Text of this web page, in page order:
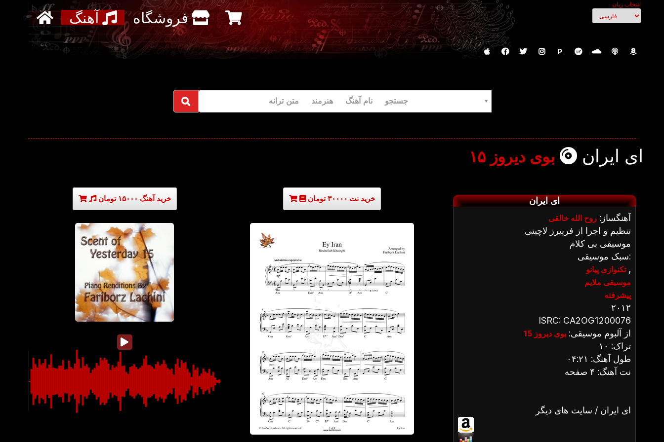
انتخاب زبان
آهنگ فروشگاه
P
جستجو نام آهنگ هنرمند متن ترانه
ای ایران بوی دیروز ۱۵
خرید آهنگ ۱۵۰۰۰ تومان خرید نت ۳۰۰۰۰ تومان ای ایران
آهنگساز: روح الله خالقی
تنظیم و اجرا از فریبرز لاچینی
موسیقی بی کلام
سبک موسیقی:
تکنوازی پیانو,
موسیقی ملایم
پیشرفته
۲۰۱۲
ISRC: CA2OG1200076
از آلبوم موسیقی: بوی دیروز 15
تراک: ۱۰
طول آهنگ: ۰۴:۲۱
نت آهنگ: ۴ صفحه
ای ایران / سایت های دیگر